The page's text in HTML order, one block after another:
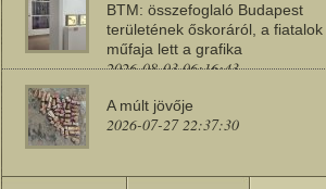
BTM: összefoglaló Budapest
területének őskoráról, a fiatalok
műfaja lett a grafika
2026-08-03 06:16:43
A múlt jövője
2026-07-27 22:37:30